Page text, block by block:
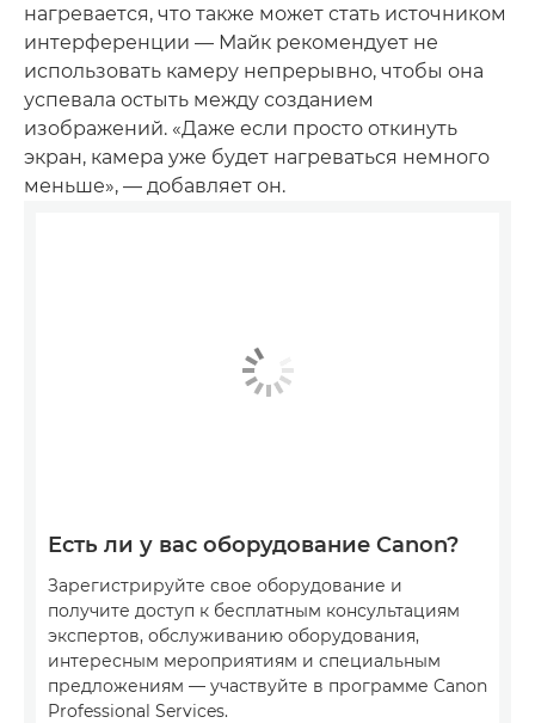
нагревается, что также может стать источником
интерференции — Майк рекомендует не
использовать камеру непрерывно, чтобы она
успевала остыть между созданием
изображений. «Даже если просто откинуть
экран, камера уже будет нагреваться немного
меньше», — добавляет он.
Есть ли у вас оборудование Canon?
Зарегистрируйте свое оборудование и
получите доступ к бесплатным консультациям
экспертов, обслуживанию оборудования,
интересным мероприятиям и специальным
предложениям — участвуйте в программе Canon
Professional Services.